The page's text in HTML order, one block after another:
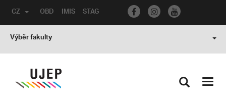
OBD IMIS STAG
CZ
Výběr fakulty